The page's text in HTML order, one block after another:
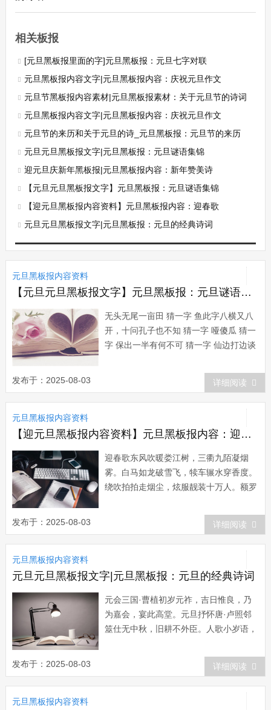
相关板报
[元旦黑板报里面的字]元旦黑板报：元旦七字对联
元旦黑板报内容文字|元旦黑板报内容：庆祝元旦作文
元旦节黑板报内容素材|元旦黑板报素材：关于元旦节的诗词
元旦黑板报内容文字|元旦黑板报内容：庆祝元旦作文
元旦节的来历和关于元旦的诗_元旦黑板报：元旦节的来历
元旦元旦黑板报文字|元旦黑板报：元旦谜语集锦
迎元旦庆新年黑板报|元旦黑板报内容：新年赞美诗
【元旦元旦黑板报文字】元旦黑板报：元旦谜语集锦
【迎元旦黑板报内容资料】元旦黑板报内容：迎春歌
元旦元旦黑板报文字|元旦黑板报：元旦的经典诗词
元旦黑板报内容资料
【元旦元旦黑板报文字】元旦黑板报：元旦谜语集锦
无头无尾一亩田 猜一字 鱼此字八横又八
开，十问孔子也不知 猜一字 哑傻瓜 猜一
字 保出一半有何不可 猜一字 仙边打边谈
第 猜一字 闽镜中人 猜一字 入元旦 猜一
字 明平均地权 猜一字 坐我没有他有，天
没有地有 猜一字 也观不见有鸟飞来 猜一
发布于：2025-08-03 详细阅读
元旦黑板报内容资料
【迎元旦黑板报内容资料】元旦黑板报内容：迎春歌
迎春歌东风吹暖娄江树，三衢九陌凝烟
雾。白马如龙破雪飞，犊车辗水穿香度。
绕吹拍拍走烟尘，炫服靓装十万人。额罗
衣如斗，前列长宫后太守。乌纱新缕汉宫
花，青奴跪进屠苏酒。采莲盘上玉作幢，
歌童毛女白双双。梨园旧乐三千部，苏州
新谱十三腔。假面胡头跳如虎，窄衫绣裤
槌大鼓。金...
发布于：2025-08-03 详细阅读
元旦黑板报内容资料
元旦元旦黑板报文字|元旦黑板报：元旦的经典诗词
元会三国·曹植初岁元祚，吉日惟良，乃
为嘉会，宴此高堂。元旦抒怀唐·卢照邻
筮仕无中秋，旧耕不外臣。人歌小岁语，
寿酒劝衰公。岁旦宋·宋伯仁居间无贺
客，早起只如常。桃板随人换，梅花隔岁
香。春风回笑语，云气十丰壤。柏酒何劳
发布于：2025-08-03 详细阅读
元旦黑板报内容资料